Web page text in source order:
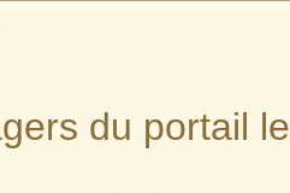
du portail